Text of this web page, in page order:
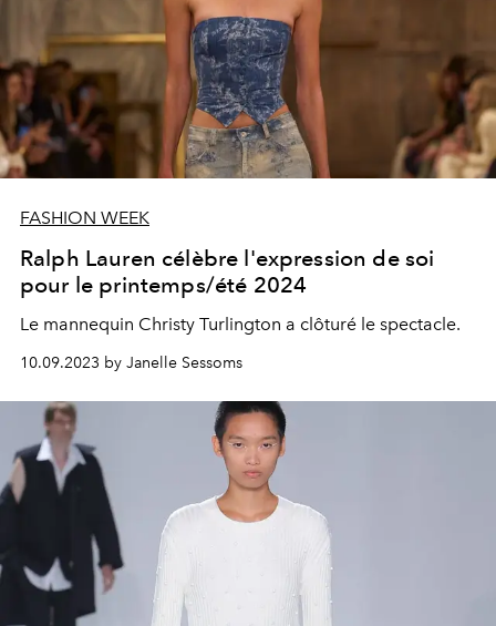
FASHION WEEK
Ralph Lauren célèbre l'expression de soi
pour le printemps/été 2024
Le mannequin Christy Turlington a clôturé le spectacle.
10.09.2023 by Janelle Sessoms